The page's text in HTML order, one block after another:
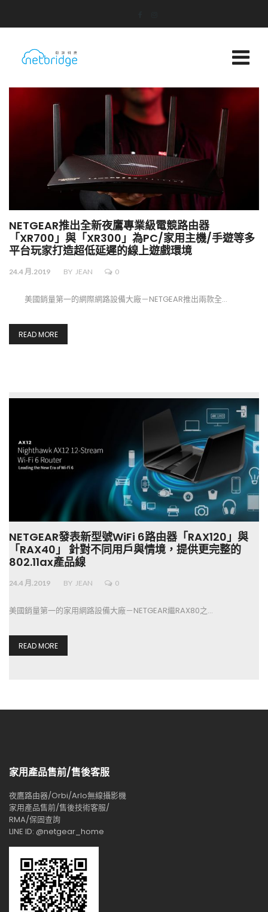
NETGEAR推出全新夜鷹專業級電競路由器
「XR700」與「XR300」為PC/家用主機/手遊等多
平台玩家打造超低延遲的線上遊戲環境
24.4 月.2019 BY JEAN 0
美國銷量第一的網際網路設備大廠－NETGEAR推出兩款全…
READ MORE
NETGEAR發表新型號WiFi 6路由器「RAX120」與
「RAX40」 針對不同用戶與情境，提供更完整的
802.11ax產品線
24.4 月.2019 BY JEAN 0
美國銷量第一的家用網路設備大廠－NETGEAR繼RAX80之…
READ MORE
家用產品售前/售後客服
夜鷹路由器/Orbi/Arlo無線攝影機
家用產品售前/售後技術客服/
RMA/保固查詢
LINE ID: @netgear_home